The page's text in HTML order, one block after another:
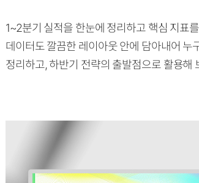
1~2분기 실적을 한눈에 정리하고 핵심 지표
데이터도 깔끔한 레이아웃 안에 담아내어
정리하고, 하반기 전략의 출발점으로 활용해